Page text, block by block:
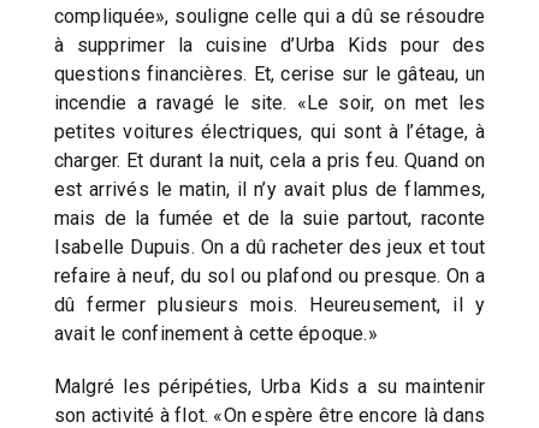
compliquée», souligne celle qui a dû se résoudre
à supprimer la cuisine d’Urba Kids pour des
questions financières. Et, cerise sur le gâteau, un
incendie a ravagé le site. «Le soir, on met les
petites voitures électriques, qui sont à l’étage, à
charger. Et durant la nuit, cela a pris feu. Quand on
est arrivés le matin, il n’y avait plus de flammes,
mais de la fumée et de la suie partout, raconte
Isabelle Dupuis. On a dû racheter des jeux et tout
refaire à neuf, du sol ou plafond ou presque. On a
dû fermer plusieurs mois. Heureusement, il y
avait le confinement à cette époque.»
Malgré les péripéties, Urba Kids a su maintenir
son activité à flot. «On espère être encore là dans